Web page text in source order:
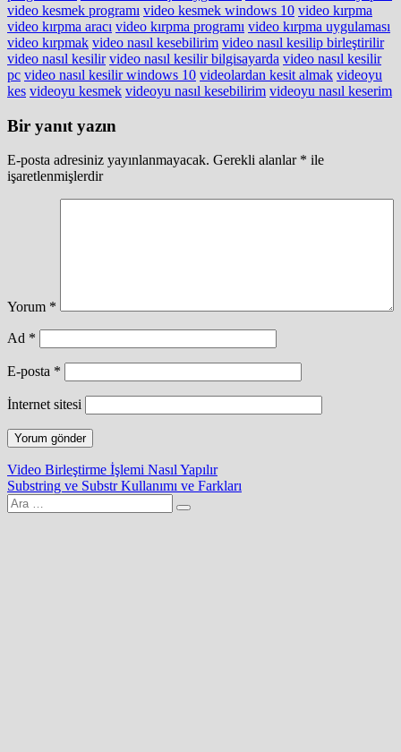
video kesmek programı video kesmek windows 10 video kırpma
video kırpma aracı video kırpma programı video kırpma uygulaması
video kırpmak video nasıl kesebilirim video nasıl kesilip birleştirilir
video nasıl kesilir video nasıl kesilir bilgisayarda video nasıl kesilir
pc video nasıl kesilir windows 10 videolardan kesit almak videoyu
kes videoyu kesmek videoyu nasıl kesebilirim videoyu nasıl keserim
Bir yanıt yazın
E-posta adresiniz yayınlanmayacak. Gerekli alanlar * ile
işaretlenmişlerdir
Yorum *
Ad *
E-posta *
İnternet sitesi
Yazı
gezinmesi
Video Birleştirme İşlemi Nasıl Yapılır
Substring ve Substr Kullanımı ve Farkları
Arama
yap: